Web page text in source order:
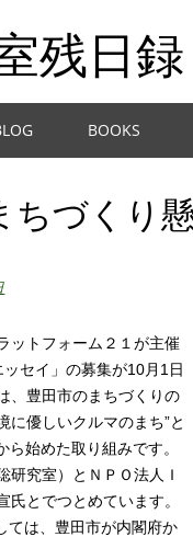
残日録
BOOKS
ちづくり
ットフォーム２１が主催
セイ」の募集が10月1日
、豊田市のまちづくりの
に優しいクルマのまち”と
ら始めた取り組みです。
研究室）とＮＰＯ法人Ｉ
氏とでつとめています。
ては、豊田市が内閣府か